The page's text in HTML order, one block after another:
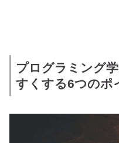
プログラミング
すくする6つのポ